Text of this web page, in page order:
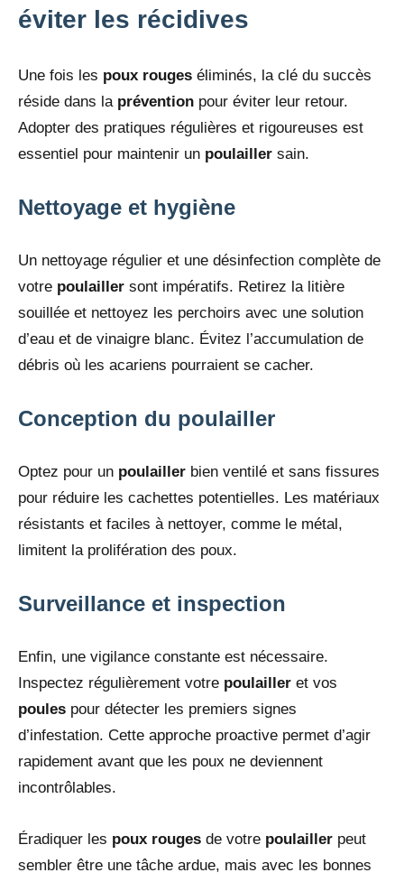
éviter les récidives
Une fois les poux rouges éliminés, la clé du succès
réside dans la prévention pour éviter leur retour.
Adopter des pratiques régulières et rigoureuses est
essentiel pour maintenir un poulailler sain.
Nettoyage et hygiène
Un nettoyage régulier et une désinfection complète de
votre poulailler sont impératifs. Retirez la litière
souillée et nettoyez les perchoirs avec une solution
d’eau et de vinaigre blanc. Évitez l’accumulation de
débris où les acariens pourraient se cacher.
Conception du poulailler
Optez pour un poulailler bien ventilé et sans fissures
pour réduire les cachettes potentielles. Les matériaux
résistants et faciles à nettoyer, comme le métal,
limitent la prolifération des poux.
Surveillance et inspection
Enfin, une vigilance constante est nécessaire.
Inspectez régulièrement votre poulailler et vos
poules pour détecter les premiers signes
d’infestation. Cette approche proactive permet d’agir
rapidement avant que les poux ne deviennent
incontrôlables.
Éradiquer les poux rouges de votre poulailler peut
sembler être une tâche ardue, mais avec les bonnes